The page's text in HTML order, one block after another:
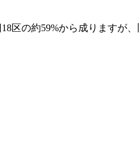
区の約59%から成りますが、